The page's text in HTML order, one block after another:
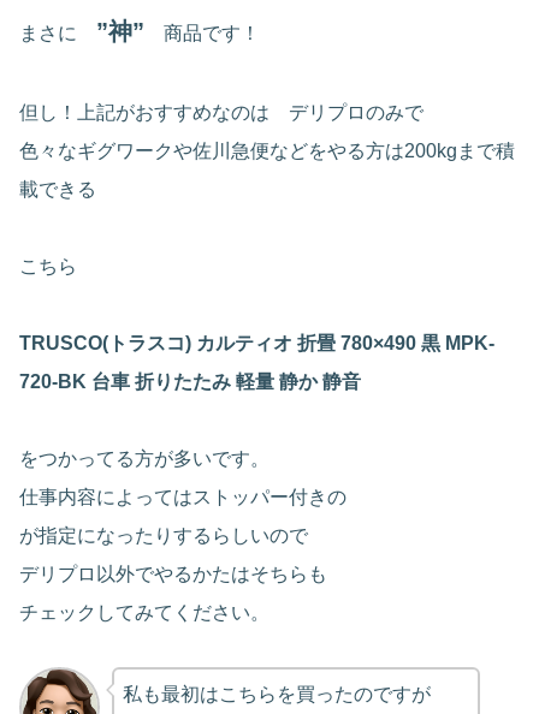
まさに ”神” 商品です！
但し！上記がおすすめなのは デリプロのみで
色々なギグワークや佐川急便などをやる方は200kgまで積
載できる
こちら
TRUSCO(トラスコ) カルティオ 折畳 780×490 黒 MPK-
720-BK 台車 折りたたみ 軽量 静か 静音
をつかってる方が多いです。
仕事内容によってはストッパー付きの
が指定になったりするらしいので
デリプロ以外でやるかたはそちらも
チェックしてみてください。
私も最初はこちらを買ったのですが